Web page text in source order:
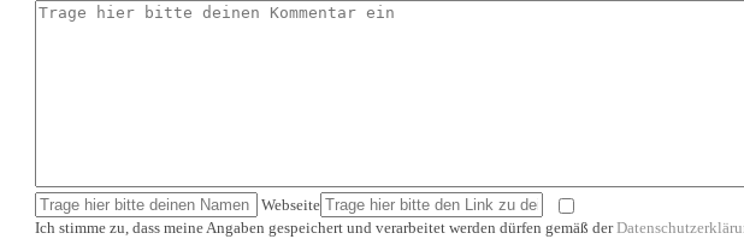
Webseite
Ich stimme zu, dass meine Angaben gespeichert und verarbeitet werden dürfen gemäß der